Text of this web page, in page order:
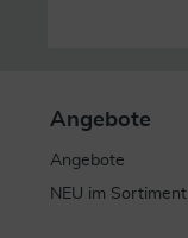
Angebote
Angebote
NEU im Sortiment